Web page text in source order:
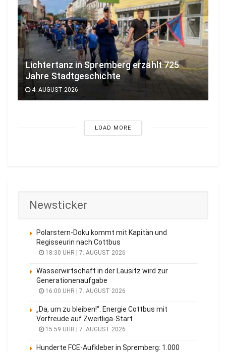
Lichtertanz in Spremberg erzählt 725
Jahre Stadtgeschichte
4. AUGUST 2026
LOAD MORE
Newsticker
Polarstern-Doku kommt mit Kapitän und
Regisseurin nach Cottbus
18:30 UHR | 7. AUGUST 2026
Wasserwirtschaft in der Lausitz wird zur
Generationenaufgabe
16:00 UHR | 7. AUGUST 2026
„Da, um zu bleiben!“: Energie Cottbus mit
Vorfreude auf Zweitliga-Start
15:59 UHR | 7. AUGUST 2026
Hunderte FCE-Aufkleber in Spremberg: 1.000